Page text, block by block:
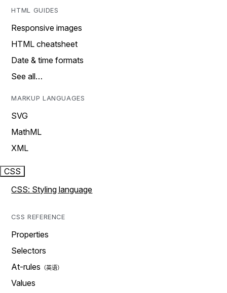
HTML GUIDES
Responsive images
HTML cheatsheet
Date & time formats
See all…
MARKUP LANGUAGES
SVG
MathML
XML
CSS
CSS: Styling language
CSS REFERENCE
Properties
Selectors
At-rules
Values